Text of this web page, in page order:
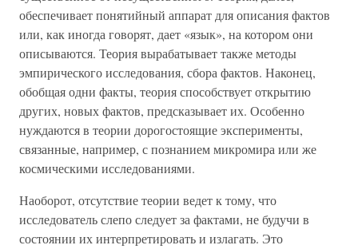
обеспечивает понятийный аппарат для описания фактов
или, как иногда говорят, дает «язык», на котором они
описываются. Теория вырабатывает также методы
эмпирического исследования, сбора фактов. Наконец,
обобщая одни факты, теория способствует открытию
других, новых фактов, предсказывает их. Особенно
нуждаются в теории дорогостоящие эксперименты,
связанные, например, с познанием микромира или же
космическими исследованиями.
Наоборот, отсутствие теории ведет к тому, что
исследователь слепо следует за фактами, не будучи в
состоянии их интерпретировать и излагать. Это